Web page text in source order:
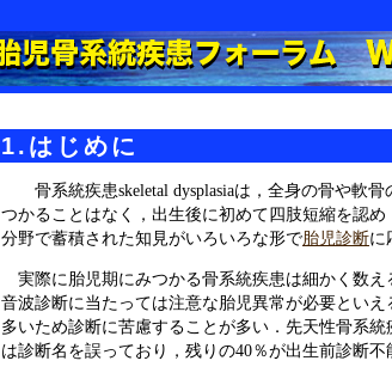
1.はじめに
骨系統疾患skeletal dysplasiaは，全身の骨や軟
つかることはなく，出生後に初めて四肢短縮を認
分野で蓄積された知見がいろいろな形で胎児診断に
実際に胎児期にみつかる骨系統疾患は細かく数
音波診断に当たっては注意な胎児異常が必要とい
多いため診断に苦慮することが多い．先天性骨系
は診断名を誤っており，残りの40％が出生前診断